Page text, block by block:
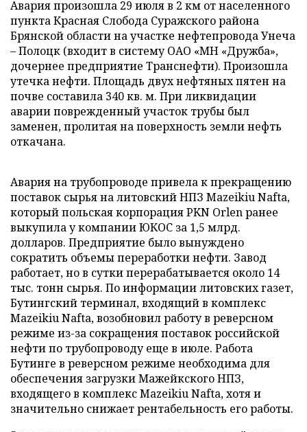
Авария произошла 29 июля в 2 км от населенного
пункта Красная Слобода Суражского района
Брянской области на участке нефтепровода Унеча
– Полоцк (входит в систему ОАО «МН «Дружба»,
дочернее предприятие Транснефти). Произошла
утечка нефти. Площадь двух нефтяных пятен на
почве составила 340 кв. м. При ликвидации
аварии поврежденный участок трубы был
заменен, пролитая на поверхность земли нефть
откачана.
Авария на трубопроводе привела к прекращению
поставок сырья на литовский НПЗ Mazeikiu Nafta,
который польская корпорация PKN Orlen ранее
выкупила у компании ЮКОС за 1,5 млрд.
долларов. Предприятие было вынуждено
сократить объемы переработки нефти. Завод
работает, но в сутки перерабатывается около 14
тыс. тонн сырья. По информации литовских газет,
Бутингский терминал, входящий в комплекс
Mazeikiu Nafta, возобновил работу в реверсном
режиме из-за сокращения поставок российской
нефти по трубопроводу еще в июле. Работа
Бутинге в реверсном режиме необходима для
обеспечения загрузки Мажейкского НПЗ,
входящего в комплекс Mazeikiu Nafta, хотя и
значительно снижает рентабельность его работы.